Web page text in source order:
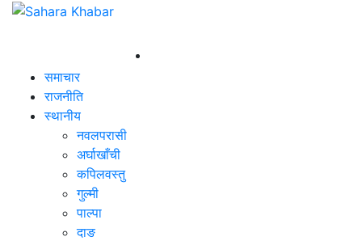
समाचार
राजनीति
स्थानीय
नवलपरासी
अर्घाखाँची
कपिलवस्तु
गुल्मी
पाल्पा
दाङ